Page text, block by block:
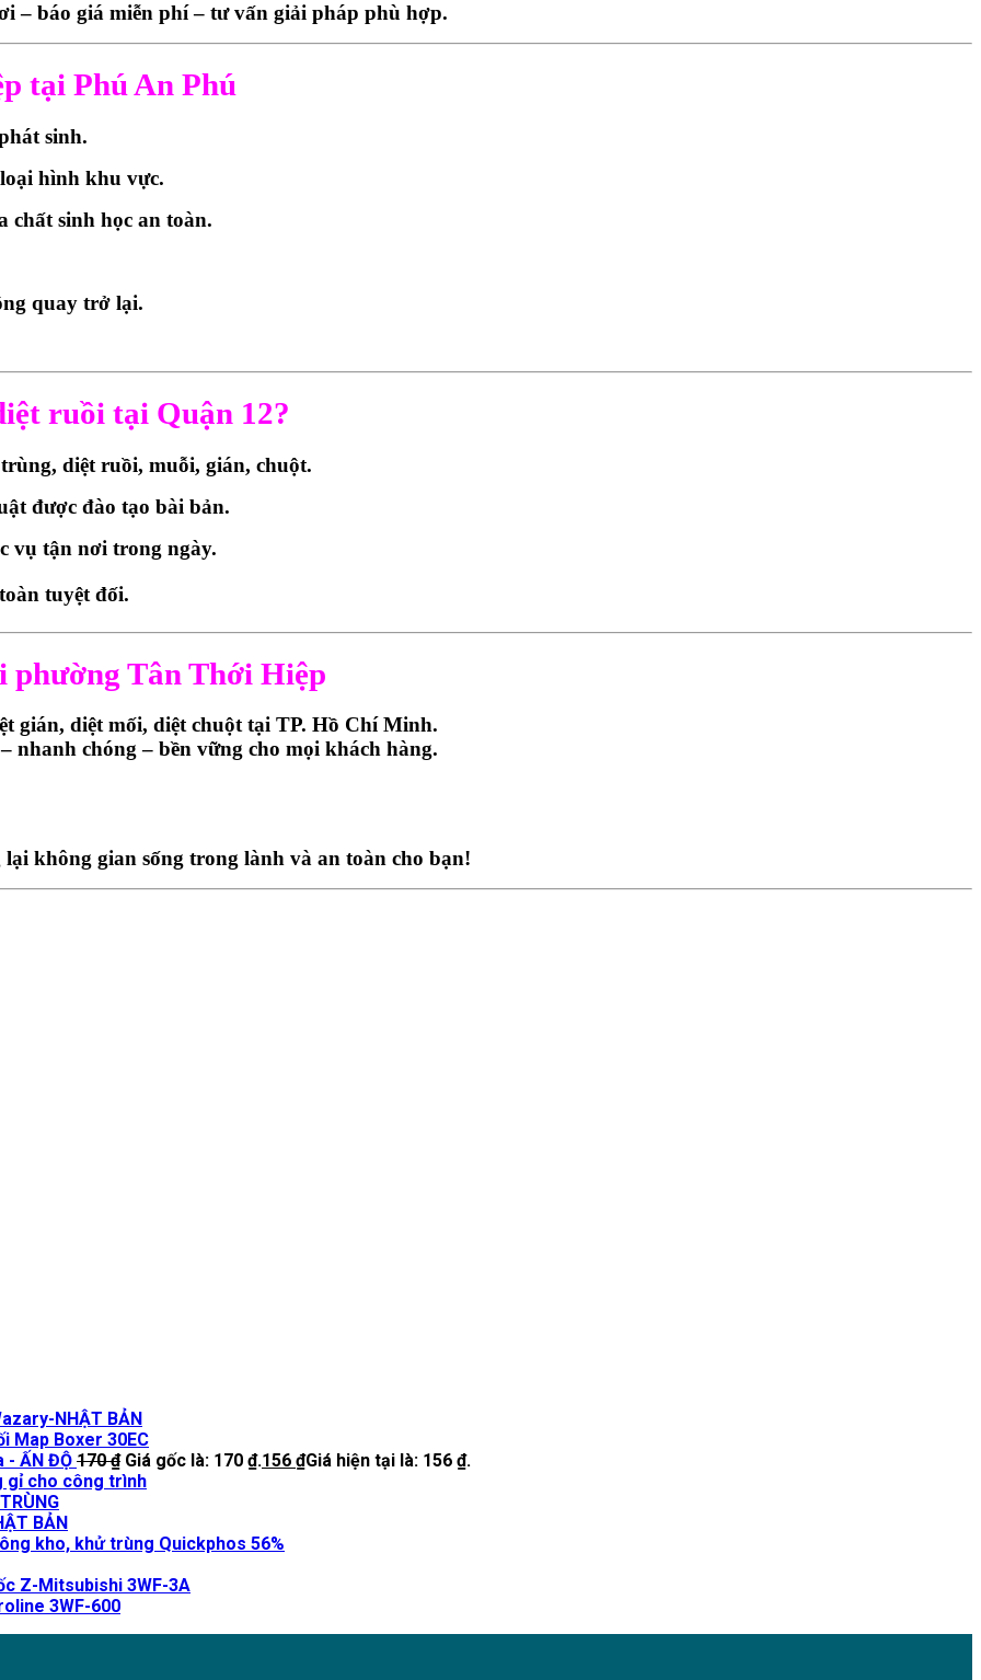
– báo giá miễn phí – tư vấn giải pháp phù hợp.
tại Phú An Phú
sinh.
hình khu vực.
chất sinh học an toàn.
quay trở lại.
ruồi tại Quận 12?
diệt ruồi, muỗi, gián, chuột.
được đào tạo bài bản.
vụ tận nơi trong ngày.
tuyệt đối.
phường Tân Thới Hiệp
gián, diệt mối, diệt chuột tại TP. Hồ Chí Minh.
nhanh chóng – bền vững cho mọi khách hàng.
không gian sống trong lành và an toàn cho bạn!
NHẬT BẢN
Map Boxer 30EC
- ẤN ĐỘ 170₫ Giá gốc là: 170 ₫.156 ₫Giá hiện tại là: 156 ₫.
gỉ cho công trình
BẢN
kho, khử trùng Quickphos 56%
Z-Mitsubishi 3WF-3A
3WF-600